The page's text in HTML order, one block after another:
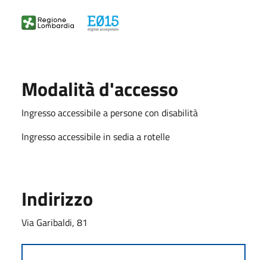
Modalità d'accesso
Ingresso accessibile a persone con disabilità
Ingresso accessibile in sedia a rotelle
Indirizzo
Via Garibaldi, 81